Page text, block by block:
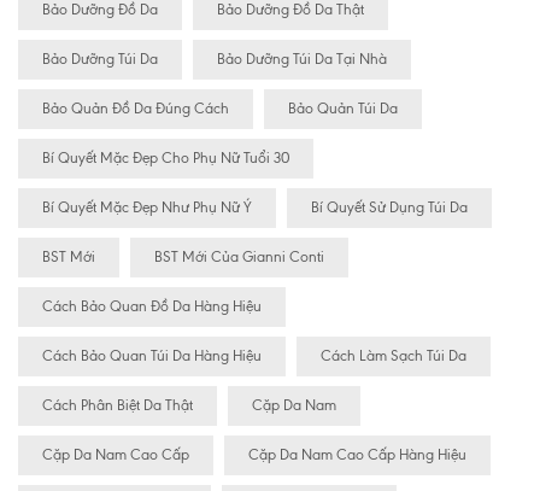
Bảo Dưỡng Đồ Da Bảo Dưỡng Đồ Da Thật
Bảo Dưỡng Túi Da Bảo Dưỡng Túi Da Tại Nhà
Bảo Quản Đồ Da Đúng Cách Bảo Quản Túi Da
Bí Quyết Mặc Đẹp Cho Phụ Nữ Tuổi 30
Bí Quyết Mặc Đẹp Như Phụ Nữ Ý Bí Quyết Sử Dụng Túi Da
BST Mới BST Mới Của Gianni Conti
Cách Bảo Quan Đồ Da Hàng Hiệu
Cách Bảo Quan Túi Da Hàng Hiệu Cách Làm Sạch Túi Da
Cách Phân Biệt Da Thật Cặp Da Nam
Cặp Da Nam Cao Cấp Cặp Da Nam Cao Cấp Hàng Hiệu